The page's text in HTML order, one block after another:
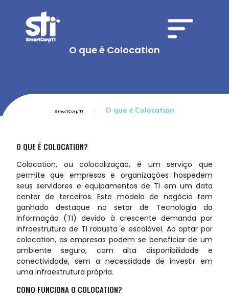
O que é Colocation
SmartCorp TI O que é Colocation
O QUE É COLOCATION?
Colocation, ou colocalização, é um serviço que
permite que empresas e organizações hospedem
seus servidores e equipamentos de TI em um data
center de terceiros. Este modelo de negócio tem
ganhado destaque no setor de Tecnologia da
Informação (TI) devido à crescente demanda por
infraestrutura de TI robusta e escalável. Ao optar por
colocation, as empresas podem se beneficiar de um
ambiente seguro, com alta disponibilidade e
conectividade, sem a necessidade de investir em
uma infraestrutura própria.
COMO FUNCIONA O COLOCATION?